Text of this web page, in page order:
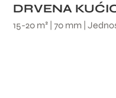
DRVENA
15-20 m² | 70 mm |